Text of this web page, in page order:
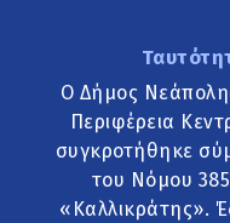
Ο Δήμος
Περιφέρεια
συγκροτήθηκε
του Νόμου
«Καλλικράτης».